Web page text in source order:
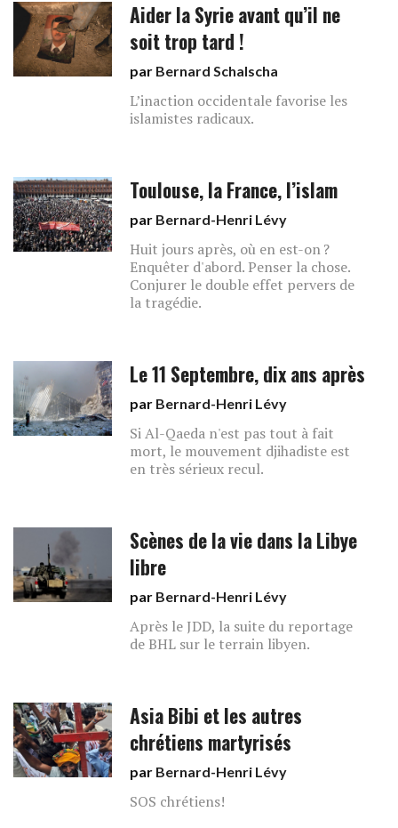
Aider la Syrie avant qu’il ne
soit trop tard !
par Bernard Schalscha
L’inaction occidentale favorise les
islamistes radicaux.
Toulouse, la France, l’islam
par Bernard-Henri Lévy
Huit jours après, où en est-on ?
Enquêter d'abord. Penser la chose.
Conjurer le double effet pervers de
la tragédie.
Le 11 Septembre, dix ans après
par Bernard-Henri Lévy
Si Al-Qaeda n'est pas tout à fait
mort, le mouvement djihadiste est
en très sérieux recul.
Scènes de la vie dans la Libye
libre
par Bernard-Henri Lévy
Après le JDD, la suite du reportage
de BHL sur le terrain libyen.
Asia Bibi et les autres
chrétiens martyrisés
par Bernard-Henri Lévy
SOS chrétiens!